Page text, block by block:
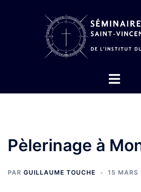
Ouvrir/
Pèlerinage à
PAR GUILLAUME TOUCHE 15 MARS